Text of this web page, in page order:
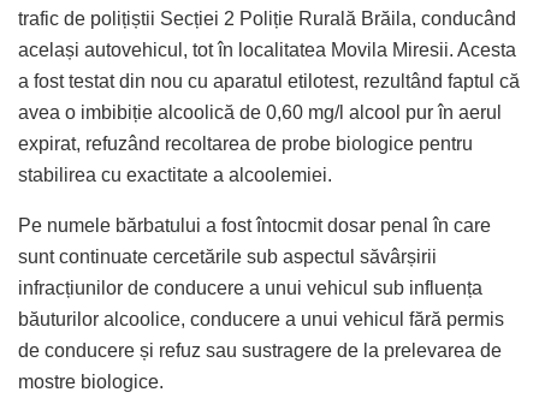
trafic de polițiștii Secției 2 Poliție Rurală Brăila, conducând
același autovehicul, tot în localitatea Movila Miresii. Acesta
a fost testat din nou cu aparatul etilotest, rezultând faptul că
avea o imbibiție alcoolică de 0,60 mg/l alcool pur în aerul
expirat, refuzând recoltarea de probe biologice pentru
stabilirea cu exactitate a alcoolemiei.
Pe numele bărbatului a fost întocmit dosar penal în care
sunt continuate cercetările sub aspectul săvârșirii
infracțiunilor de conducere a unui vehicul sub influența
băuturilor alcoolice, conducere a unui vehicul fără permis
de conducere și refuz sau sustragere de la prelevarea de
mostre biologice.